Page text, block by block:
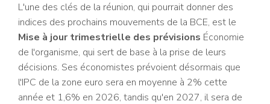
L'une des clés de la réunion, qui pourrait donner des
indices des prochains mouvements de la BCE, est le
Mise à jour trimestrielle des prévisions Économie
de l'organisme, qui sert de base à la prise de leurs
décisions. Ses économistes prévoient désormais que
l'IPC de la zone euro sera en moyenne à 2% cette
année et 1,6% en 2026, tandis qu'en 2027, il sera de